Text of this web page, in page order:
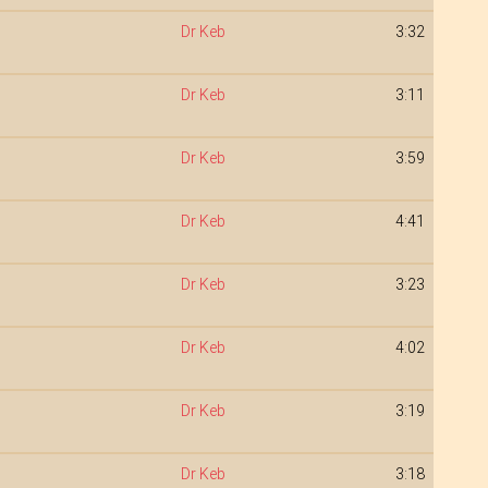
Dr Keb 3:32
Dr Keb 3:11
Dr Keb 3:59
Dr Keb 4:41
Dr Keb 3:23
Dr Keb 4:02
Dr Keb 3:19
Dr Keb 3:18